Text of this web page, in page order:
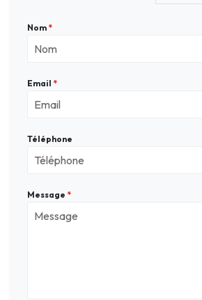
Nom *
Email *
Téléphone
Message *